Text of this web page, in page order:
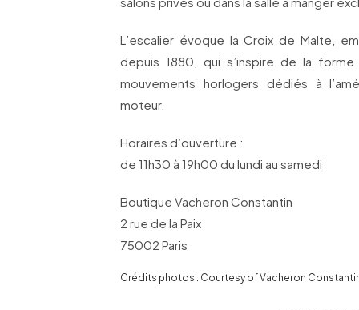
L’escalier évoque la Croix de Malte,
depuis 1880, qui s’inspire de la
mouvements horlogers dédiés à
moteur.
Horaires d’ouverture :
de 11h30 à 19h00 du lundi au samedi
Boutique Vacheron Constantin
2 rue de la Paix
75002 Paris
Crédits photos : Courtesy of Vacheron